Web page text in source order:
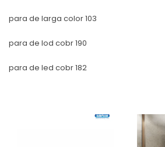
para de larga color 103
para de lod cobr 190
para de led cobr 182